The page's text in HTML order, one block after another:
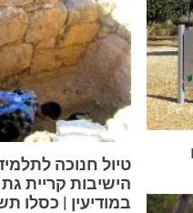
טיול חנוכה
הישיבות קריית
במודיעין | כסלו תשפ"ו